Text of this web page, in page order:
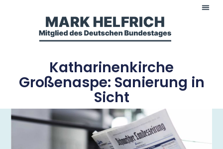
Katharinenkirche
Großenaspe: Sanierung in
Sicht